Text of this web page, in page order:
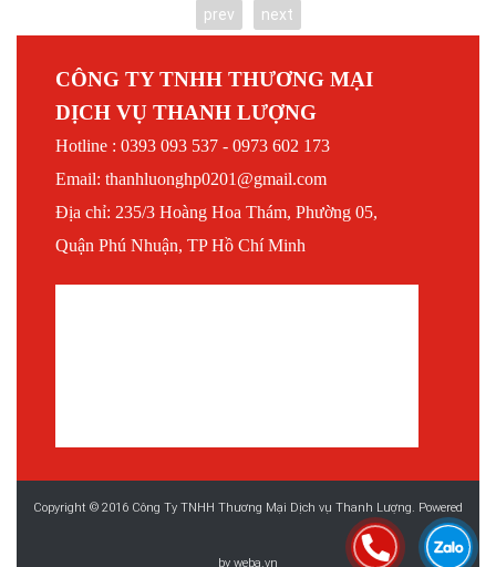
prev next
CÔNG TY TNHH THƯƠNG MẠI
DỊCH VỤ THANH LƯỢNG
Hotline : 0393 093 537 - 0973 602 173
Email: thanhluonghp0201@gmail.com
Địa chỉ: 235/3 Hoàng Hoa Thám, Phường 05,
Quận Phú Nhuận, TP Hồ Chí Minh
Copyright © 2016 Công Ty TNHH Thương Mại Dịch vụ Thanh Lượng. Powered
by weba.vn